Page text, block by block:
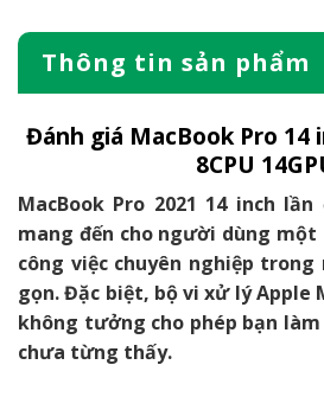
Thông tin sản phẩm
Đánh giá MacBook Pro 14
8CPU
MacBook Pro 2021 14 inch
mang đến cho người dùng một
công việc chuyên nghiệp
gọn. Đặc biệt, bộ vi xử lý Apple
không tưởng cho phép bạn
chưa từng thấy.